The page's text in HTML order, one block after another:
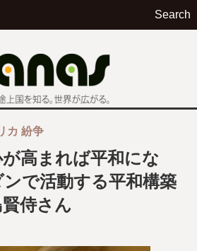
Search
カ 紛争
が高まれば平和にな
で活動する平和構築
侍さん